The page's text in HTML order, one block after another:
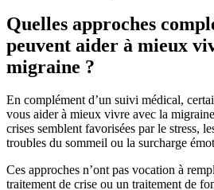
Quelles approches
peuvent aider à mieux
migraine ?
En complément d’un suivi médical,
vous aider à mieux vivre avec la
crises semblent favorisées par le stress,
troubles du sommeil ou la surcharge
Ces approches n’ont pas vocation à
traitement de crise ou un traitement de